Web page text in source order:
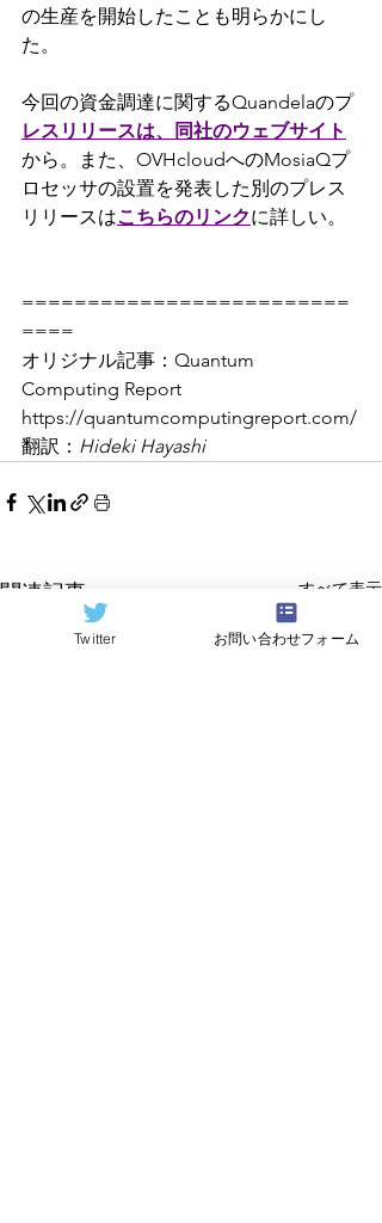
の生産を開始したことも明らかにし
た。
今回の資金調達に関するQuandelaのプ
レスリリースは、同社のウェブサイト
から。また、OVHcloudへのMosiaQプ
ロセッサの設置を発表した別のプレス
リリースはこちらのリンクに詳しい。
=========================
====
オリジナル記事：Quantum
Computing Report
https://quantumcomputingreport.com/
翻訳： Hideki Hayashi
関連記事 すべて表示
Twitter お問い合わせフォーム